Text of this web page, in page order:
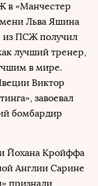
в «Манчестер
Льва Яшина
из ПСЖ получил
лучший тренер,
в мире.
Виктор
завоевал
бомбардир
Йохана Кройффа
Англии Сарине
признали